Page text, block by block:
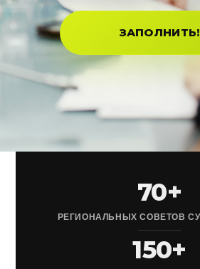
ЗАПОЛНИТЬ!
70+
РЕГИОНАЛЬНЫХ СОВЕТОВ
150+